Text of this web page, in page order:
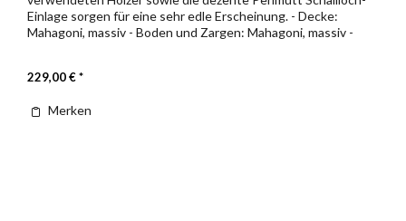
Einlage sorgen für eine sehr edle Erscheinung. - Decke:
Mahagoni, massiv - Boden und Zargen: Mahagoni, massiv -
229,00 € *
Merken